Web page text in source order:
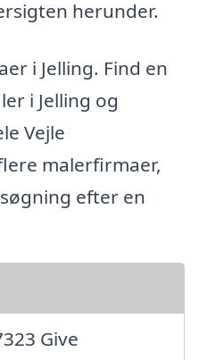
herunder.
i Jelling. Find en
i Jelling og
Vejle
malerfirmaer,
efter en
Give